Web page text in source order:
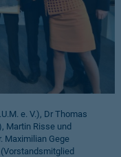
e. V.), Dr Thomas
Martin Risse und
Maximilian Gege
(Vorstandsmitglied